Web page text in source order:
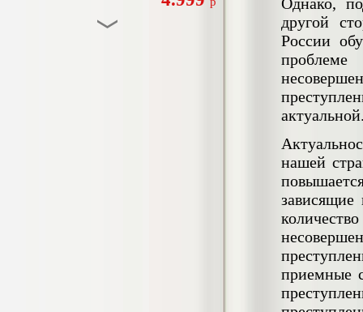
другой
России
нашей
приемные